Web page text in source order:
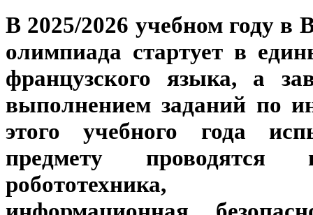
В 2025/2026 учебном году в
олимпиада стартует в
французского языка, а
выполнением заданий по
этого учебного года
предмету
робототехника,